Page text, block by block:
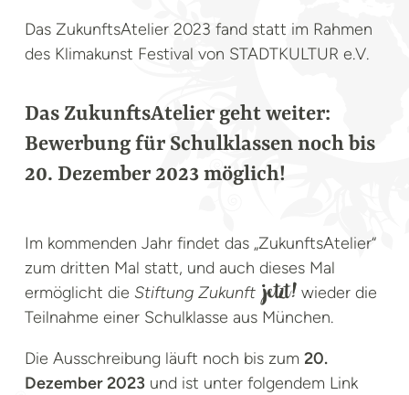
Das ZukunftsAtelier 2023 fand statt im Rahmen
des Klimakunst Festival von STADTKULTUR e.V.
Das ZukunftsAtelier geht weiter:
Bewerbung für Schulklassen noch bis
20. Dezember 2023 möglich!
Im kommenden Jahr findet das „ZukunftsAtelier“
zum dritten Mal statt, und auch dieses Mal
ermöglicht die Stiftung Zukunft jetzt! wieder die
Teilnahme einer Schulklasse aus München.
Die Ausschreibung läuft noch bis zum 20.
Dezember 2023 und ist unter folgendem Link